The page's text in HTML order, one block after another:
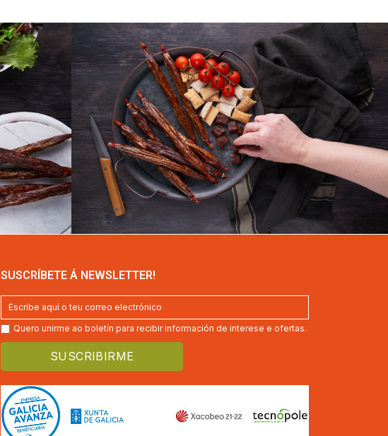
SUSCRÍBETE Á NEWSLETTER!
Quero unirme ao boletín para recibir información de interese e ofertas.